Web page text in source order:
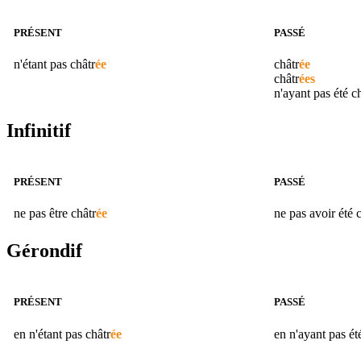
PRÉSENT
n'étant pas châtrée
PASSÉ
châtrée
châtrées
n'ayant pas été
Infinitif
PRÉSENT
ne pas être châtrée
PASSÉ
ne pas avoir été
Gérondif
PRÉSENT
en n'étant pas châtrée
PASSÉ
en n'ayant pas